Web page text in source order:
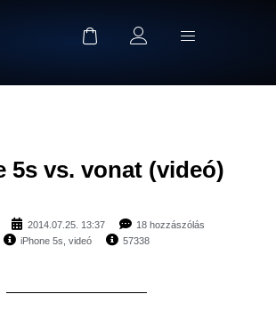
5s vs. vonat (videó)
2014.07.25. 13:37
18 hozzászólás
iPhone 5s videó 57338